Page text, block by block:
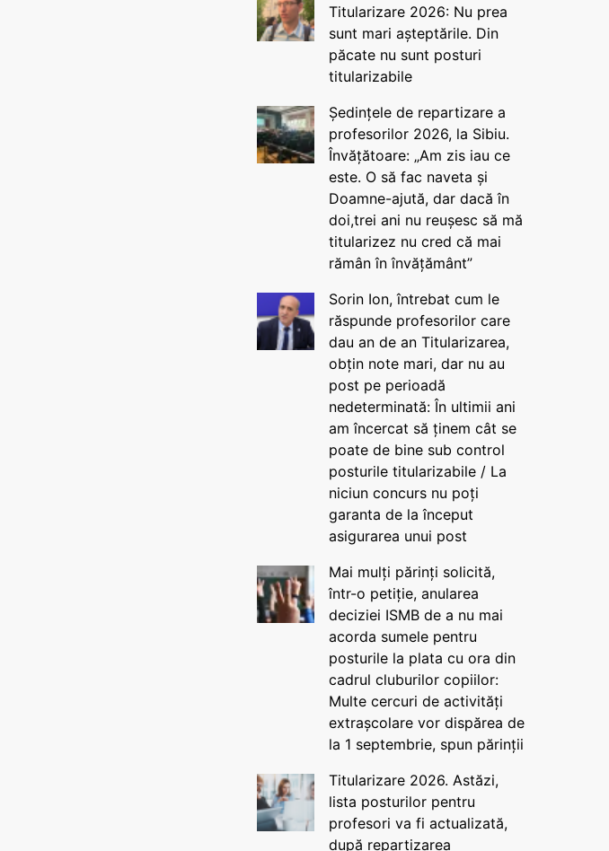
Titularizare 2026: Nu prea
sunt mari așteptările. Din
păcate nu sunt posturi
titularizabile
Ședințele de repartizare a
profesorilor 2026, la Sibiu.
Învățătoare: „Am zis iau ce
este. O să fac naveta și
Doamne-ajută, dar dacă în
doi,trei ani nu reușesc să mă
titularizez nu cred că mai
rămân în învățământ”
Sorin Ion, întrebat cum le
răspunde profesorilor care
dau an de an Titularizarea,
obțin note mari, dar nu au
post pe perioadă
nedeterminată: În ultimii ani
am încercat să ținem cât se
poate de bine sub control
posturile titularizabile / La
niciun concurs nu poți
garanta de la început
asigurarea unui post
Mai mulți părinți solicită,
într-o petiție, anularea
deciziei ISMB de a nu mai
acorda sumele pentru
posturile la plata cu ora din
cadrul cluburilor copiilor:
Multe cercuri de activități
extrașcolare vor dispărea de
la 1 septembrie, spun părinții
Titularizare 2026. Astăzi,
lista posturilor pentru
profesori va fi actualizată,
după repartizarea